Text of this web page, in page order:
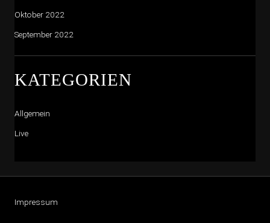
Oktober 2022
September 2022
KATEGORIEN
Allgemein
Live
Impressum